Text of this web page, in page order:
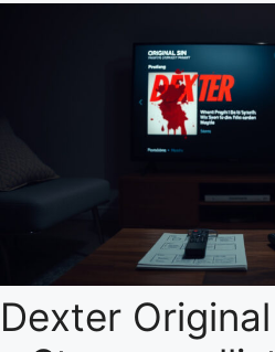
Dexter